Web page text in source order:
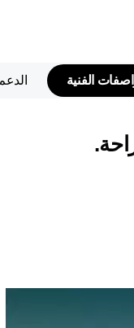
الفنية